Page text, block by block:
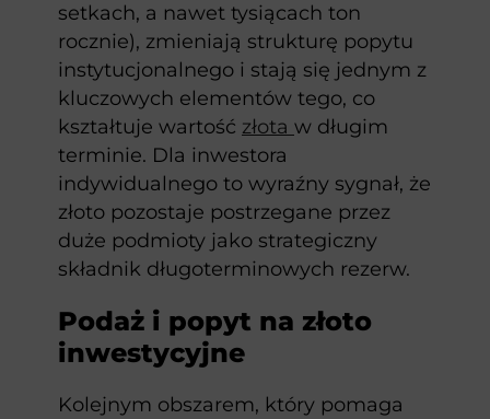
setkach, a nawet tysiącach ton
rocznie), zmieniają strukturę popytu
instytucjonalnego i stają się jednym z
kluczowych elementów tego, co
kształtuje wartość złota w długim
terminie. Dla inwestora
indywidualnego to wyraźny sygnał, że
złoto pozostaje postrzegane przez
duże podmioty jako strategiczny
składnik długoterminowych rezerw.
Podaż i popyt na złoto
inwestycyjne
Kolejnym obszarem, który pomaga